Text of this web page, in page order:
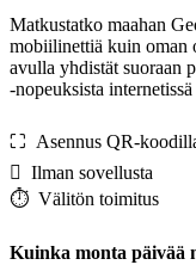
Matkustatko maahan
mobiilinettiä kuin oman
avulla yhdistät suoraan
-nopeuksista
⛶️️ Asennus QR-
️ Ilman sovellusta
⏱️️ Välitön toimitus
Kuinka monta päivää